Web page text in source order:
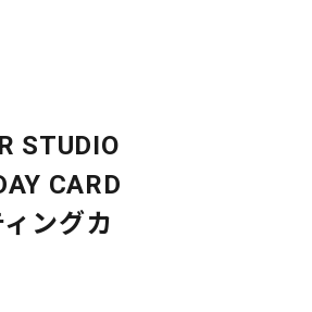
ョン
トセラー
STUDIO
CARD
ングカ